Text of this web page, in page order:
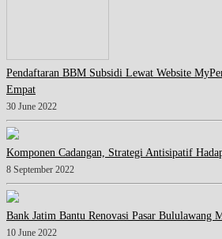
Pendaftaran BBM Subsidi Lewat Website
Empat
30 June 2022
Komponen Cadangan, Strategi Antisipatif
8 September 2022
Bank Jatim Bantu Renovasi Pasar Bululawang
10 June 2022